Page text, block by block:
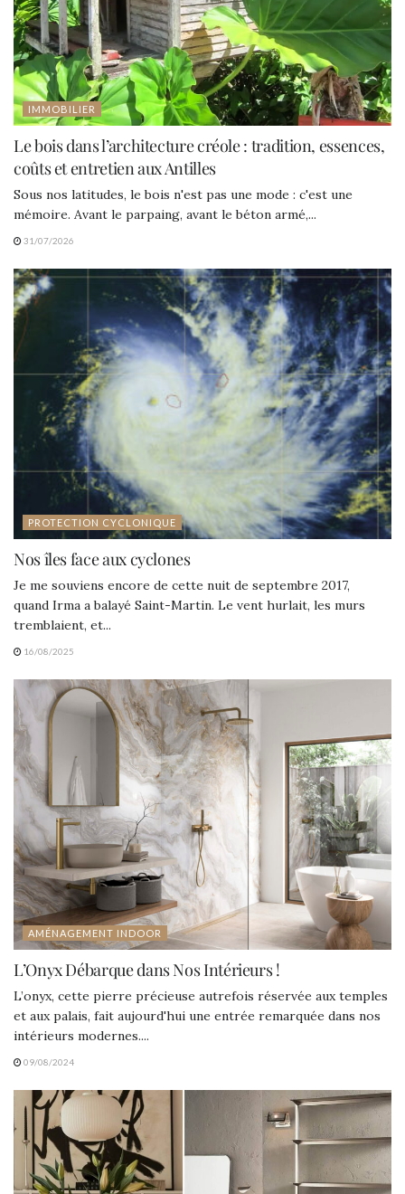
IMMOBILIER
Le bois dans l’architecture créole : tradition, essences,
coûts et entretien aux Antilles
Sous nos latitudes, le bois n'est pas une mode : c'est une
mémoire. Avant le parpaing, avant le béton armé,...
31/07/2026
PROTECTION CYCLONIQUE
Nos îles face aux cyclones
Je me souviens encore de cette nuit de septembre 2017,
quand Irma a balayé Saint-Martin. Le vent hurlait, les murs
tremblaient, et...
16/08/2025
AMÉNAGEMENT INDOOR
L’Onyx Débarque dans Nos Intérieurs !
L’onyx, cette pierre précieuse autrefois réservée aux temples
et aux palais, fait aujourd'hui une entrée remarquée dans nos
intérieurs modernes....
09/08/2024